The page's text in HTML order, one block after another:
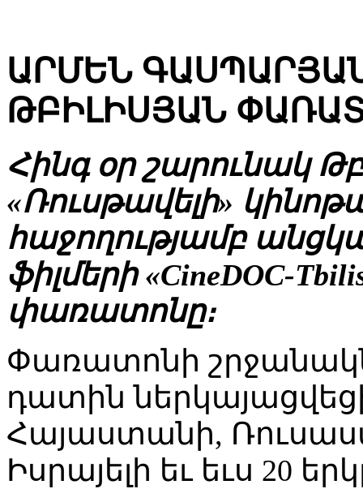
ԱՐՄԵՆ
ԹԲԻԼԻՍՅԱՆ
Հինգ օր շարունակ
«Ռուսթավելի»
հաջողությամբ
ֆիլմերի «CineDOC-
փառատոնը։
Փառատոնի
դատին
Հայաստանի,
Իսրայելի եւ եւս 20